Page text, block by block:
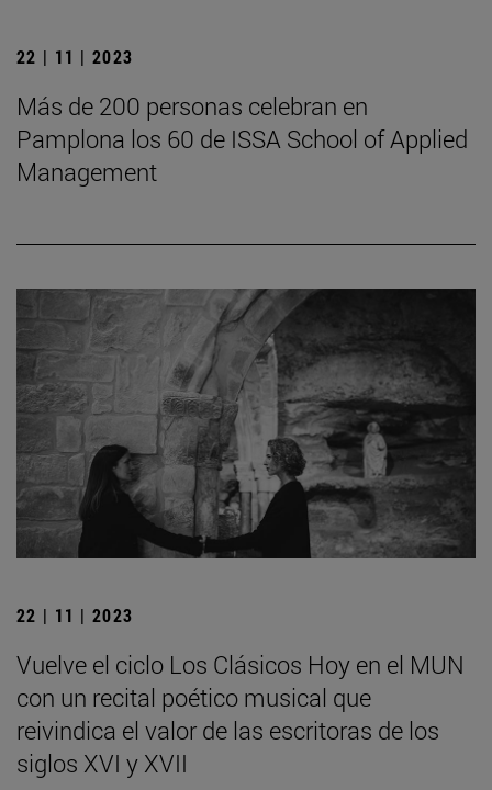
22 | 11 | 2023
Más de 200 personas celebran en
Pamplona los 60 de ISSA School of Applied
Management
22 | 11 | 2023
Vuelve el ciclo Los Clásicos Hoy en el MUN
con un recital poético musical que
reivindica el valor de las escritoras de los
siglos XVI y XVII